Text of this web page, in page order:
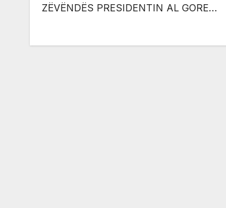
ZËVËNDËS PRESIDENTIN AL GORE…